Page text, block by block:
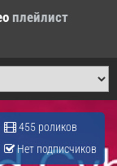
плейлист
455 роликов
Нет подписчиков